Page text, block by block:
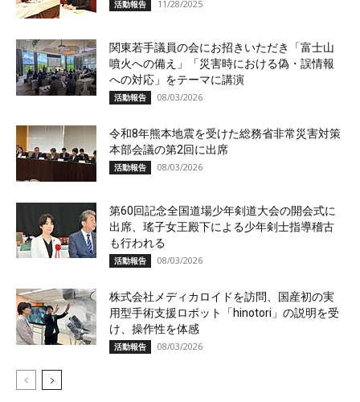
活動報告 11/28/2025
関東若手議員の会にお招きいただき「富士山
噴火への備え」「災害時における偽・誤情報
への対応」をテーマに講演
活動報告 08/03/2026
令和8年熊本地震を受けた総務省非常災害対策
本部会議の第2回に出席
活動報告 08/03/2026
第60回記念全国道場少年剣道大会の開会式に
出席、瑤子女王殿下による少年剣士指導稽古
も行われる
活動報告 08/03/2026
株式会社メディカロイドを訪問、国産初の実
用型手術支援ロボット「hinotori」の説明を受
け、操作性を体感
活動報告 08/03/2026